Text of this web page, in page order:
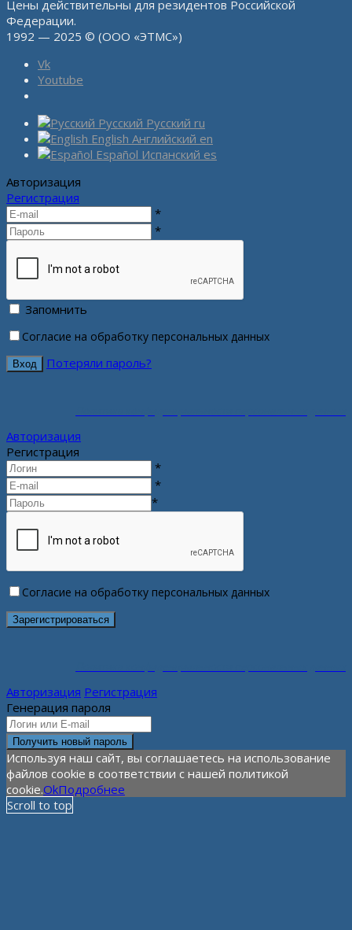
Цены действительны для резидентов Российской
Федерации.
1992 — 2025 © (ООО «ЭТМС»)
Vk
Youtube
Русский Русский ru
English Английский en
Español Испанский es
Авторизация
Регистрация
*
*
Запомнить
Согласие на обработку персональных данных
Потеряли пароль?
Авторизация
Регистрация
*
*
*
Согласие на обработку персональных данных
Авторизация Регистрация
Генерация пароля
Используя наш сайт, вы соглашаетесь на использование
файлов cookie в соответствии с нашей политикой
cookie.OkПодробнее
Scroll to top